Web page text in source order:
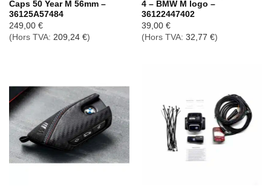
Caps 50 Year M 56mm –
36125A57484
249,00 €
(Hors TVA: 209,24 €)
4 – BMW M logo –
36122447402
39,00 €
(Hors TVA: 32,77 €)